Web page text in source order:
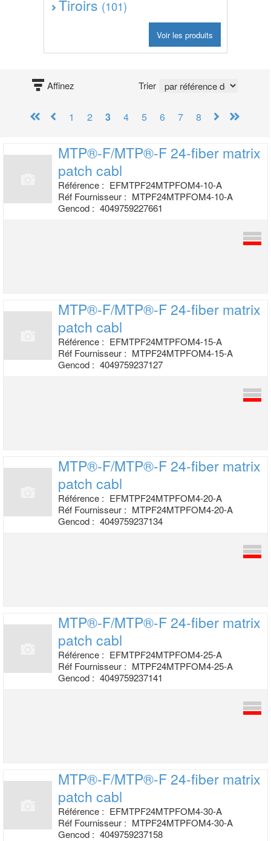
Tiroirs (101)
Voir les produits
Affinez Trier
1 2 3 4 5 6 7 8
MTP®-F/MTP®-F 24-fiber matrix
patch cabl
Référence : EFMTPF24MTPFOM4-10-A
Réf Fournisseur : MTPF24MTPFOM4-10-A
Gencod : 4049759227661
MTP®-F/MTP®-F 24-fiber matrix
patch cabl
Référence : EFMTPF24MTPFOM4-15-A
Réf Fournisseur : MTPF24MTPFOM4-15-A
Gencod : 4049759237127
MTP®-F/MTP®-F 24-fiber matrix
patch cabl
Référence : EFMTPF24MTPFOM4-20-A
Réf Fournisseur : MTPF24MTPFOM4-20-A
Gencod : 4049759237134
MTP®-F/MTP®-F 24-fiber matrix
patch cabl
Référence : EFMTPF24MTPFOM4-25-A
Réf Fournisseur : MTPF24MTPFOM4-25-A
Gencod : 4049759237141
MTP®-F/MTP®-F 24-fiber matrix
patch cabl
Référence : EFMTPF24MTPFOM4-30-A
Réf Fournisseur : MTPF24MTPFOM4-30-A
Gencod : 4049759237158